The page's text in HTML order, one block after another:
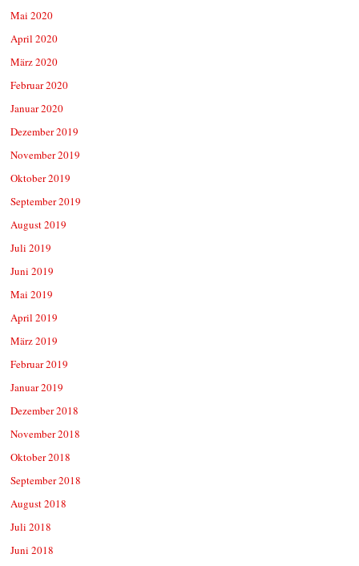
Mai 2020
April 2020
März 2020
Februar 2020
Januar 2020
Dezember 2019
November 2019
Oktober 2019
September 2019
August 2019
Juli 2019
Juni 2019
Mai 2019
April 2019
März 2019
Februar 2019
Januar 2019
Dezember 2018
November 2018
Oktober 2018
September 2018
August 2018
Juli 2018
Juni 2018